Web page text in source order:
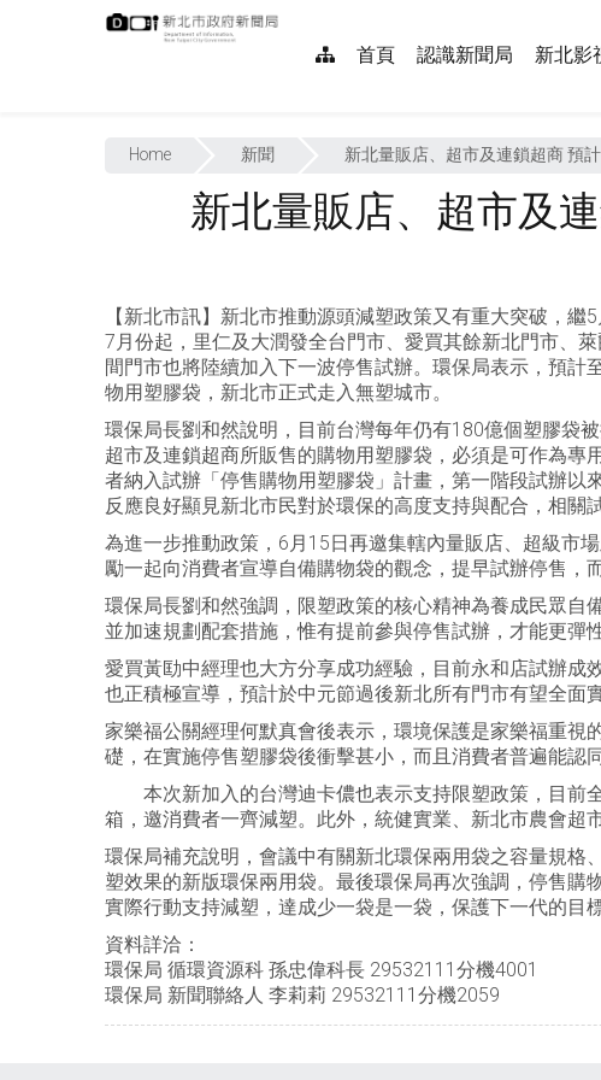
首頁 認識新聞局 新北影
Home 新聞 新北量販店、超市及連鎖超商 預
新北量販店、超市及
【新北市訊】新北市推動源頭減塑政策又有重大突破，
7月份起，里仁及大潤發全台門市、愛買其餘新北門市、
間門市也將陸續加入下一波停售試辦。環保局表示，預
物用塑膠袋，新北市正式走入無塑城市。
環保局長劉和然說明，目前台灣每年仍有180億個塑膠袋
超市及連鎖超商所販售的購物用塑膠袋，必須是可作為
者納入試辦「停售購物用塑膠袋」計畫，第一階段試辦
反應良好顯見新北市民對於環保的高度支持與配合，相關
為進一步推動政策，6月15日再邀集轄內量販店、超級市
勵一起向消費者宣導自備購物袋的觀念，提早試辦停售，
環保局長劉和然強調，限塑政策的核心精神為養成民眾自
並加速規劃配套措施，惟有提前參與停售試辦，才能更彈
愛買黃劻中經理也大方分享成功經驗，目前永和店試辦
也正積極宣導，預計於中元節過後新北所有門市有望全面實
家樂福公關經理何默真會後表示，環境保護是家樂福重
礎，在實施停售塑膠袋後衝擊甚小，而且消費者普遍能認
本次新加入的台灣迪卡儂也表示支持限塑政策，目前
箱，邀消費者一齊減塑。此外，統健實業、新北市農會超
環保局補充說明，會議中有關新北環保兩用袋之容量規
塑效果的新版環保兩用袋。最後環保局再次強調，停售
實際行動支持減塑，達成少一袋是一袋，保護下一代的目標
資料詳洽：
環保局 循環資源科 孫忠偉科長 29532111分機4001
環保局 新聞聯絡人 李莉莉 29532111分機2059